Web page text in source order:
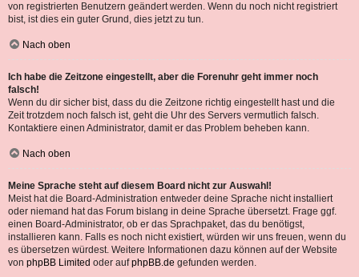
von registrierten Benutzern geändert werden. Wenn du noch nicht registriert
bist, ist dies ein guter Grund, dies jetzt zu tun.
Nach oben
Ich habe die Zeitzone eingestellt, aber die Forenuhr geht immer noch
falsch!
Wenn du dir sicher bist, dass du die Zeitzone richtig eingestellt hast und die
Zeit trotzdem noch falsch ist, geht die Uhr des Servers vermutlich falsch.
Kontaktiere einen Administrator, damit er das Problem beheben kann.
Nach oben
Meine Sprache steht auf diesem Board nicht zur Auswahl!
Meist hat die Board-Administration entweder deine Sprache nicht installiert
oder niemand hat das Forum bislang in deine Sprache übersetzt. Frage ggf.
einen Board-Administrator, ob er das Sprachpaket, das du benötigst,
installieren kann. Falls es noch nicht existiert, würden wir uns freuen, wenn du
es übersetzen würdest. Weitere Informationen dazu können auf der Website
von phpBB Limited oder aufphpBB.de gefunden werden.